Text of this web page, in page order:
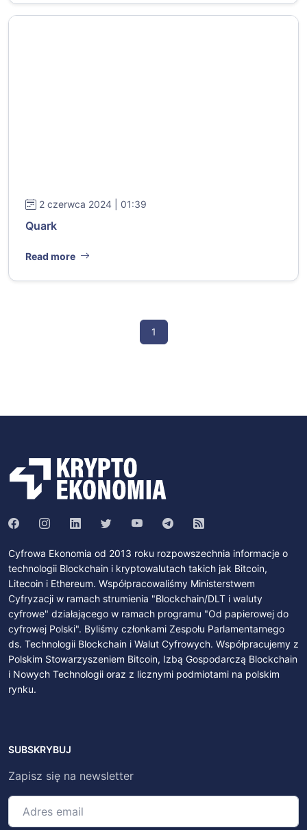
2 czerwca 2024 | 01:39
Quark
Read more
1
Cyfrowa Ekonomia od 2013 roku rozpowszechnia informacje o
technologii Blockchain i kryptowalutach takich jak Bitcoin,
Litecoin i Ethereum. Współpracowaliśmy Ministerstwem
Cyfryzacji w ramach strumienia "Blockchain/DLT i waluty
cyfrowe" działającego w ramach programu "Od papierowej do
cyfrowej Polski". Byliśmy członkami Zespołu Parlamentarnego
ds. Technologii Blockchain i Walut Cyfrowych. Współpracujemy z
Polskim Stowarzyszeniem Bitcoin, Izbą Gospodarczą Blockchain
i Nowych Technologii oraz z licznymi podmiotami na polskim
rynku.
SUBSKRYBUJ
Zapisz się na newsletter